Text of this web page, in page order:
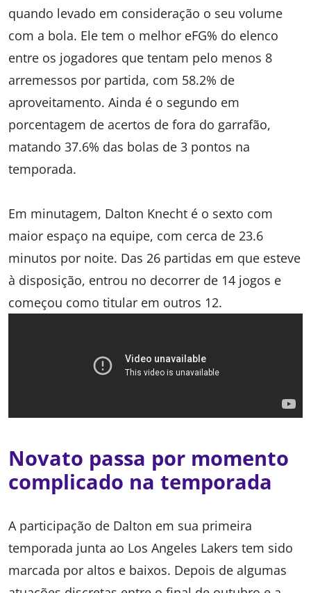
quando levado em consideração o seu volume
com a bola. Ele tem o melhor eFG% do elenco
entre os jogadores que tentam pelo menos 8
arremessos por partida, com 58.2% de
aproveitamento. Ainda é o segundo em
porcentagem de acertos de fora do garrafão,
matando 37.6% das bolas de 3 pontos na
temporada.
Em minutagem, Dalton Knecht é o sexto com
maior espaço na equipe, com cerca de 23.6
minutos por noite. Das 26 partidas em que esteve
à disposição, entrou no decorrer de 14 jogos e
começou como titular em outros 12.
Novato passa por momento
complicado na temporada
A participação de Dalton em sua primeira
temporada junta ao Los Angeles Lakers tem sido
marcada por altos e baixos. Depois de algumas